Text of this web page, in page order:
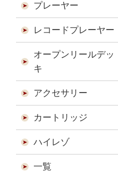
プレーヤー
レコードプレーヤー
オープンリールデッ
キ
アクセサリー
カートリッジ
ハイレゾ
一覧